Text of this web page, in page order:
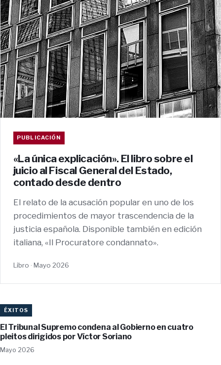
PUBLICACIÓN
«La única explicación». El libro sobre el
juicio al Fiscal General del Estado,
contado desde dentro
El relato de la acusación popular en uno de los
procedimientos de mayor trascendencia de la
justicia española. Disponible también en edición
italiana, «Il Procuratore condannato».
Libro · Mayo 2026
ÉXITOS
El Tribunal Supremo condena al Gobierno en cuatro
pleitos dirigidos por Víctor Soriano
Mayo 2026